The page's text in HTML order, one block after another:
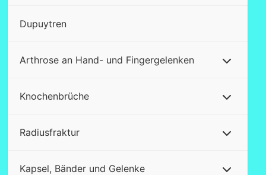
Dupuytren
Arthrose an Hand- und Fingergelenken
Knochenbrüche
Radiusfraktur
Kapsel, Bänder und Gelenke